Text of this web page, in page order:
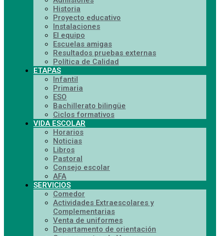
Historia
Proyecto educativo
Instalaciones
El equipo
Escuelas amigas
Resultados pruebas externas
Política de Calidad
ETAPAS
Infantil
Primaria
ESO
Bachillerato bilingüe
Ciclos formativos
VIDA ESCOLAR
Horarios
Noticias
Libros
Pastoral
Consejo escolar
AFA
SERVICIOS
Comedor
Actividades Extraescolares y
Complementarias
Venta de uniformes
Departamento de orientación